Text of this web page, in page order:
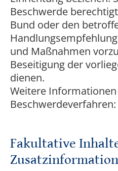
Beschwerde
Bund oder den
und Maßnahmen
Beseitigung der
dienen.
Weitere Informationen
Beschwerdeverfahren:
Fakultative